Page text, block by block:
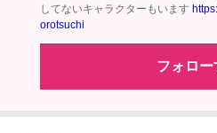
してないキャラクターもいます
orotsuchi
フォロー